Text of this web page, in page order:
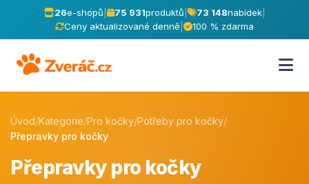
26e-shopů 75 931produktů 73 148nabídek|
Ceny aktualizované denně
100 % zdarma
Úvod/Kategorie/Pro kočky/Potřeby pro kočky/
Přepravky pro kočky
Přepravky pro kočky